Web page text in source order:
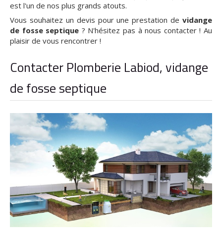
est l'un de nos plus grands atouts.
Vous souhaitez un devis pour une prestation de vidange
de fosse septique ? N'hésitez pas à nous contacter ! Au
plaisir de vous rencontrer !
Contacter Plomberie Labiod, vidange
de fosse septique